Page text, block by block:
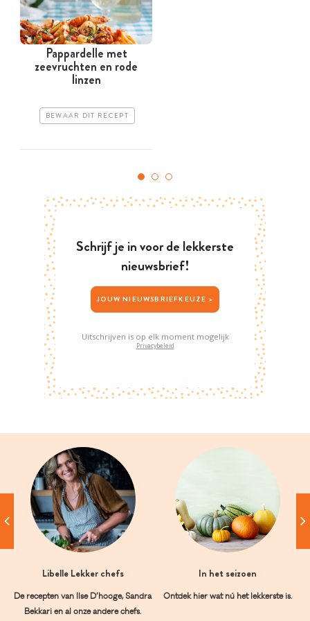
Pappardelle met
zeevruchten en rode
linzen
BEWAAR DIT RECEPT
Schrijf je in voor de lekkerste
nieuwsbrief!
JOUW NIEUWSBRIEFKEUZE >
Uitschrijven is op elk moment mogelijk
Privacybeleid
Libelle Lekker chefs
De recepten van Ilse D’hooge, Sandra
Bekkari en al onze andere chefs.
In het seizoen
Ontdek hier wat nú het lekkerste is.